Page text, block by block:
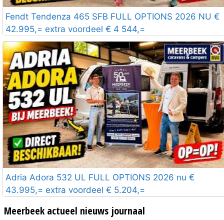
Fendt Tendenza 465 SFB FULL OPTIONS 2026 NU €
42.995,= extra voordeel € 4 544,=
Adria Adora 532 UL FULL OPTIONS 2026 nu €
43.995,= extra voordeel € 5.204,=
Meerbeek actueel nieuws journaal